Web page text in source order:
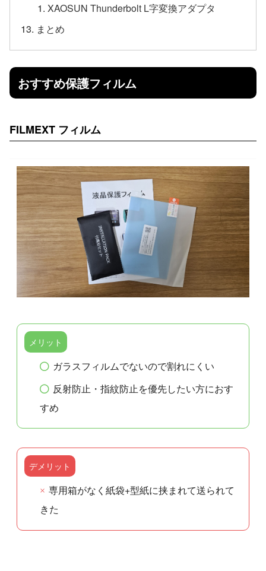
XAOSUN Thunderbolt L字変換アダプタ
まとめ
おすすめ保護フィルム
FILMEXT フィルム
メリット
ガラスフィルムでないので割れにくい
反射防止・指紋防止を優先したい方におす
すめ
デメリット
専用箱がなく紙袋+型紙に挟まれて送られて
きた